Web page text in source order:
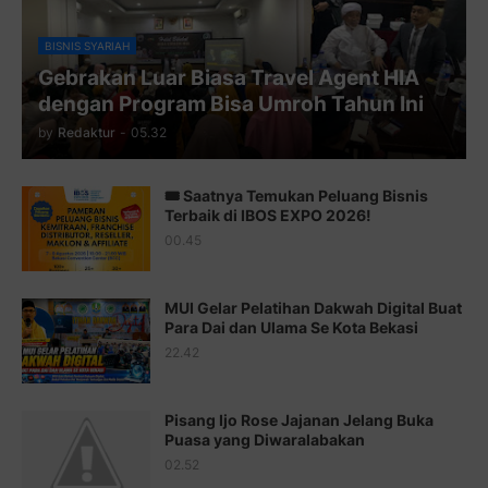
Juz 10 ⇨http://j.mp/2bHfyUH
Juz 11 ⇨http://j.mp/2bHf80y
Juz 13 ⇨http://j.mp/2bFTiKQ
Juz 14 ⇨http://j.mp/2b8SUTA
Juz 15 ⇨http://j.mp/2bFRQIM
Juz 17 ⇨http://j.mp/2brHsFz
Juz 18 ⇨http://j.mp/2b8SCfc
http://j.mp/2bFSq95
http://j.mp/2brI1zc
BISNIS SYARIAH
Gebrakan Luar Biasa Travel Agent HIA
dengan Program Bisa Umroh Tahun Ini
by Redaktur - 05.32
🎟️ Saatnya Temukan Peluang Bisnis
Terbaik di IBOS EXPO 2026!
00.45
MUI Gelar Pelatihan Dakwah Digital Buat
Para Dai dan Ulama Se Kota Bekasi
22.42
Pisang Ijo Rose Jajanan Jelang Buka
Puasa yang Diwaralabakan
02.52